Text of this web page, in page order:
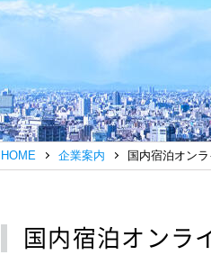
HOME 企業案内 国内宿泊オン
国内宿泊オンラ